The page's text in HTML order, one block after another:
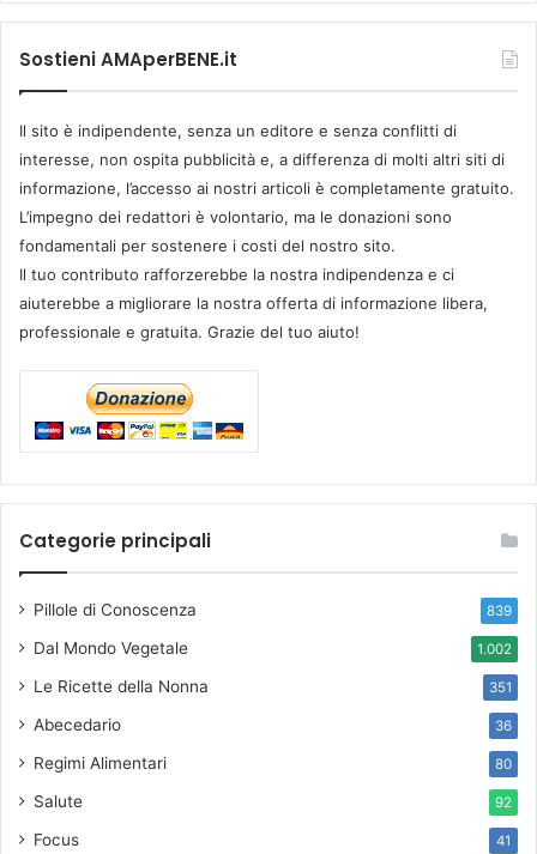
Sostieni AMAperBENE.it
Il sito è indipendente, senza un editore e senza conflitti di
interesse, non ospita pubblicità e, a differenza di molti altri siti di
informazione, l’accesso ai nostri articoli è completamente gratuito.
L’impegno dei redattori è volontario, ma le donazioni sono
fondamentali per sostenere i costi del nostro sito.
Il tuo contributo rafforzerebbe la nostra indipendenza e ci
aiuterebbe a migliorare la nostra offerta di informazione libera,
professionale e gratuita. Grazie del tuo aiuto!
Categorie principali
Pillole di Conoscenza 839
Dal Mondo Vegetale 1.002
Le Ricette della Nonna 351
Abecedario 36
Regimi Alimentari 80
Salute 92
Focus 41